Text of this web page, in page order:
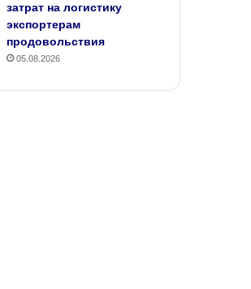
затрат на логистику
экспортерам
продовольствия
05.08.2026